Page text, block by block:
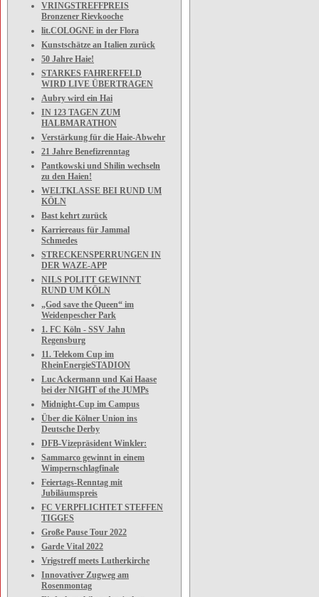
VRINGSTREFFPREIS
Bronzener Rievkooche
lit.COLOGNE in der Flora
Kunstschätze an Italien zurück
50 Jahre Haie!
STARKES FAHRERFELD
WIRD LIVE ÜBERTRAGEN
Aubry wird ein Hai
IN 123 TAGEN ZUM
HALBMARATHON
Verstärkung für die Haie-Abwehr
21 Jahre Benefizrenntag
Pantkowski und Shilin wechseln
zu den Haien!
WELTKLASSE BEI RUND UM
KÖLN
Bast kehrt zurück
Karriereaus für Jammal
Schmedes
STRECKENSPERRUNGEN IN
DER WAZE-APP
NILS POLITT GEWINNT
RUND UM KÖLN
„God save the Queen“ im
Weidenpescher Park
1. FC Köln - SSV Jahn
Regensburg
11. Telekom Cup im
RheinEnergieSTADION
Luc Ackermann und Kai Haase
bei der NIGHT of the JUMPs
Midnight-Cup im Campus
Über die Kölner Union ins
Deutsche Derby
DFB-Vizepräsident Winkler:
Sammarco gewinnt in einem
Wimpernschlagfinale
Feiertags-Renntag mit
Jubiläumspreis
FC VERPFLICHTET STEFFEN
TIGGES
Große Pause Tour 2022
Garde Vital 2022
Vrigstreff meets Lutherkirche
Innovativer Zugweg am
Rosenmontag